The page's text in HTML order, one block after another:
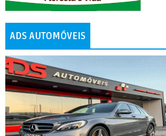
ADS AUTOMÓVEIS